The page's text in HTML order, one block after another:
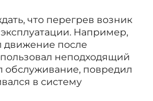
что перегрев возник
Например,
движение после
неподходящий
обслуживание, повредил
в систему